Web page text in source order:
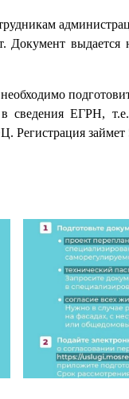
Документ
ЕГРН, т.е.
Регистрация займет